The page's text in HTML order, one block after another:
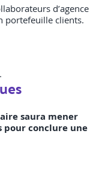
d’agence
portefeuille clients.
saura mener
pour conclure une